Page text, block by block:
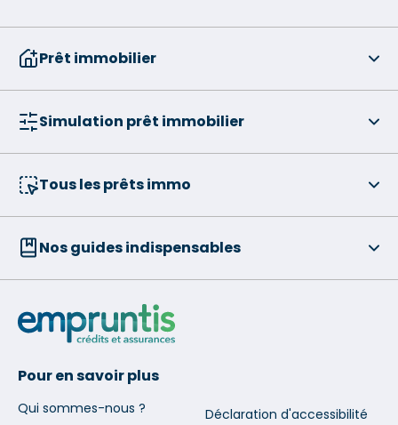
Prêt immobilier
Simulation prêt immobilier
Tous les prêts immo
Nos guides indispensables
Pour en savoir plus
Qui sommes-nous ?
Déclaration d'accessibilité